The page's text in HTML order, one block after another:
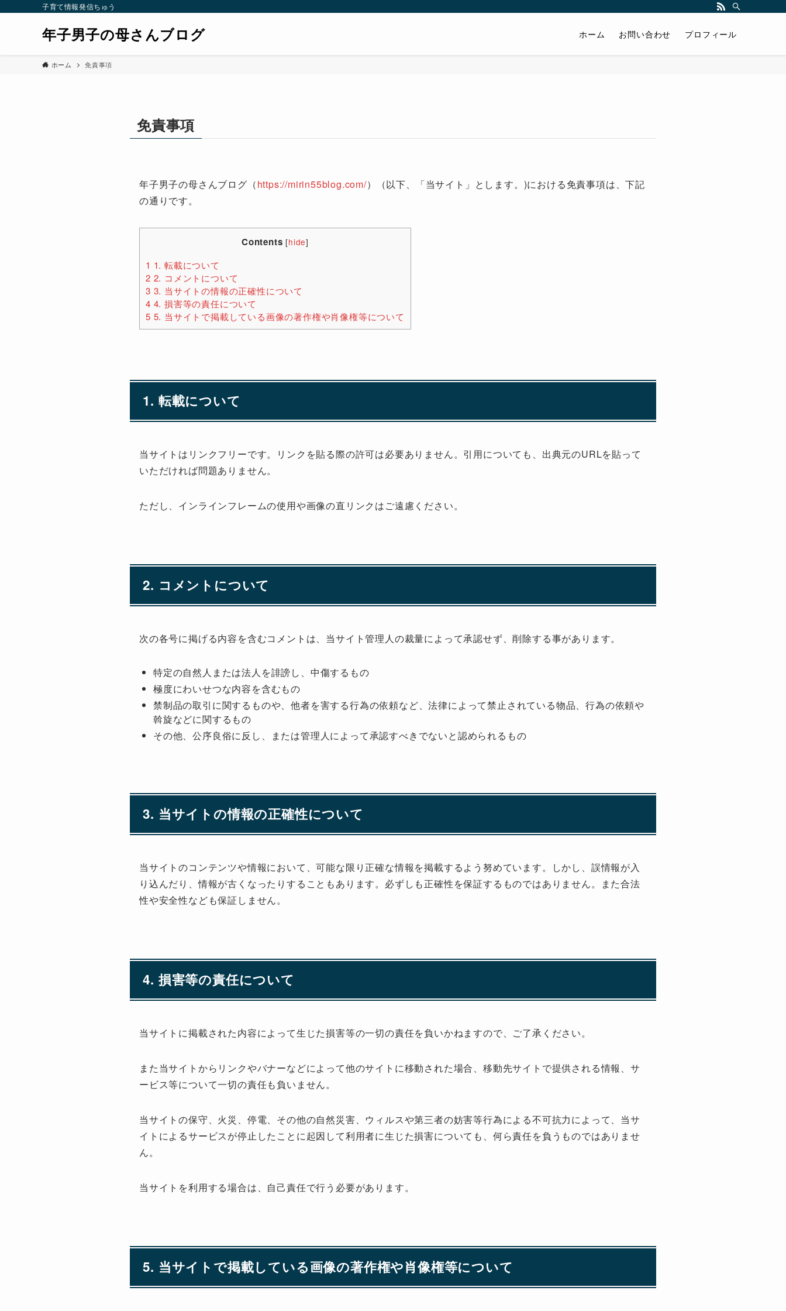
子育て情報発信ちゅう
年子男子の母さんブログ ホーム お問い合わせ プロフィール
ホーム 免責事項
免責事項
年子男子の母さんブログ（https://mirin55blog.com/）（以下、「当サイト」とします。)における免責事項は、下記
の通りです。
Contents [hide]
1 1. 転載について
2 2. コメントについて
3 3. 当サイトの情報の正確性について
4 4. 損害等の責任について
5 5. 当サイトで掲載している画像の著作権や肖像権等について
1. 転載について
当サイトはリンクフリーです。リンクを貼る際の許可は必要ありません。引用についても、出典元のURLを貼って
いただければ問題ありません。
ただし、インラインフレームの使用や画像の直リンクはご遠慮ください。
2. コメントについて
次の各号に掲げる内容を含むコメントは、当サイト管理人の裁量によって承認せず、削除する事があります。
特定の自然人または法人を誹謗し、中傷するもの
極度にわいせつな内容を含むもの
禁制品の取引に関するものや、他者を害する行為の依頼など、法律によって禁止されている物品、行為の依頼や
斡旋などに関するもの
その他、公序良俗に反し、または管理人によって承認すべきでないと認められるもの
3. 当サイトの情報の正確性について
当サイトのコンテンツや情報において、可能な限り正確な情報を掲載するよう努めています。しかし、誤情報が入
り込んだり、情報が古くなったりすることもあります。必ずしも正確性を保証するものではありません。また合法
性や安全性なども保証しません。
4. 損害等の責任について
当サイトに掲載された内容によって生じた損害等の一切の責任を負いかねますので、ご了承ください。
また当サイトからリンクやバナーなどによって他のサイトに移動された場合、移動先サイトで提供される情報、サ
ービス等について一切の責任も負いません。
当サイトの保守、火災、停電、その他の自然災害、ウィルスや第三者の妨害等行為による不可抗力によって、当サ
イトによるサービスが停止したことに起因して利用者に生じた損害についても、何ら責任を負うものではありませ
ん。
当サイトを利用する場合は、自己責任で行う必要があります。
5. 当サイトで掲載している画像の著作権や肖像権等について